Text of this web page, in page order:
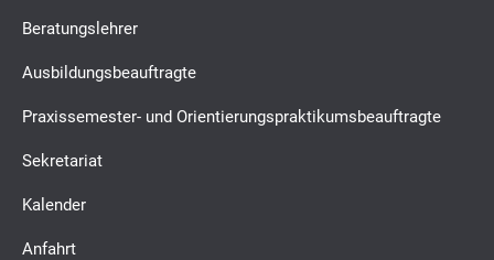
Beratungslehrer
Ausbildungsbeauftragte
Praxissemester- und Orientierungspraktikumsbeauftragte
Sekretariat
Kalender
Anfahrt